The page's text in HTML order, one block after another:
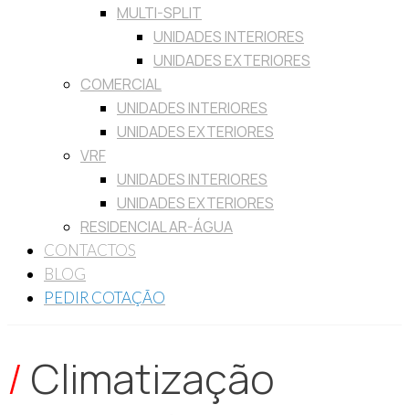
MULTI-SPLIT
UNIDADES INTERIORES
UNIDADES EXTERIORES
COMERCIAL
UNIDADES INTERIORES
UNIDADES EXTERIORES
VRF
UNIDADES INTERIORES
UNIDADES EXTERIORES
RESIDENCIAL AR-ÁGUA
CONTACTOS
BLOG
PEDIR COTAÇÃO
/ Climatização